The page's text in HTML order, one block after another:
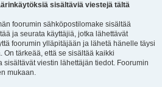
sisältäviä viestejä tältä
foorumin sähköpostilomake sisältää
ja seurata käyttäjiä, jotka lähettävät
foorumin ylläpitäjään ja lähetä hänelle täysi
On tärkeää, että se sisältää kaikki
sisältävät viestin lähettäjän tiedot. Foorumin
mukaan.